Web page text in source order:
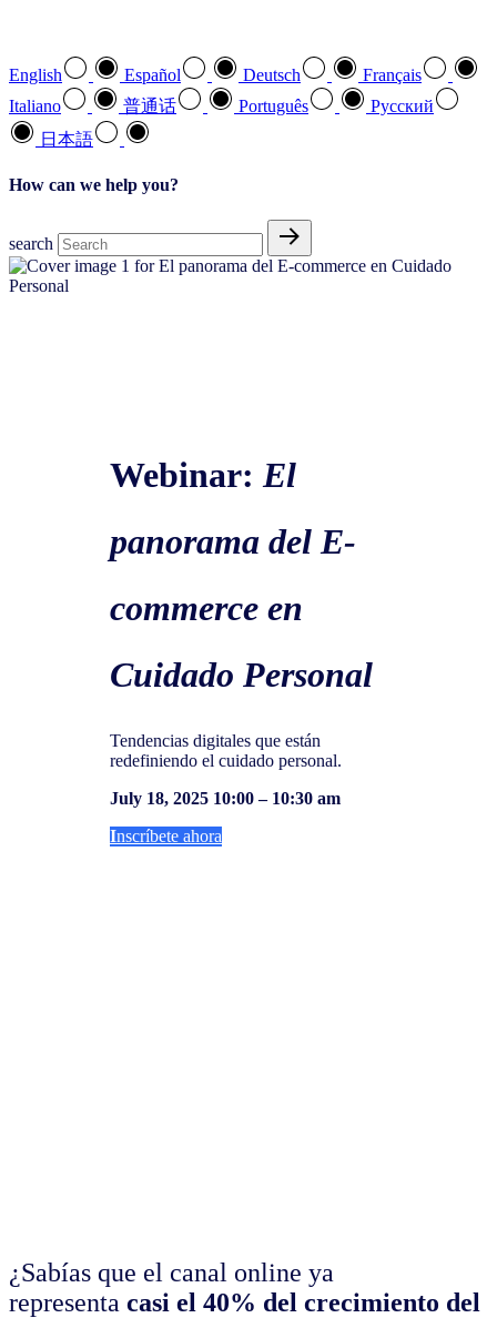
English Español Deutsch
Français
Italiano
普通话 Português
Pусский
日本語
How can we help you?
search
Webinar: El
panorama del E-
commerce en
Cuidado Personal
Tendencias digitales que están
redefiniendo el cuidado personal.
July 18, 2025 10:00 – 10:30 am
Inscríbete ahora
¿Sabías que el canal online ya
representa casi el 40% del crecimiento del